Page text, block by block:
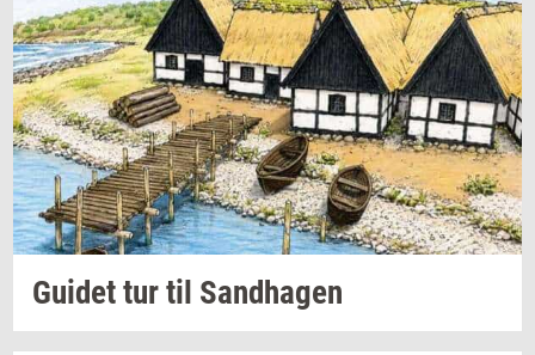
Gu­i­dettur til Sand­ha­gen